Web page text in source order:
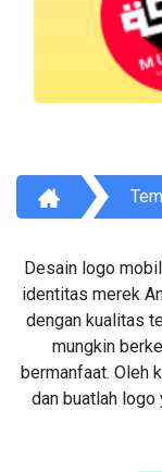
Desain logo
identitas merek
dengan kualitas
mungkin
bermanfaat. Oleh
dan buatlah